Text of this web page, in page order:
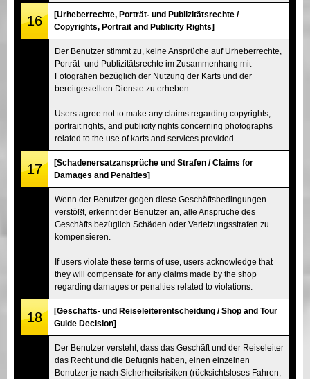
16
[Urheberrechte, Porträt- und Publizitätsrechte /
Copyrights, Portrait and Publicity Rights]
Der Benutzer stimmt zu, keine Ansprüche auf Urheberrechte,
Porträt- und Publizitätsrechte im Zusammenhang mit
Fotografien bezüglich der Nutzung der Karts und der
bereitgestellten Dienste zu erheben.
Users agree not to make any claims regarding copyrights,
portrait rights, and publicity rights concerning photographs
related to the use of karts and services provided.
17
[Schadenersatzansprüche und Strafen / Claims for
Damages and Penalties]
Wenn der Benutzer gegen diese Geschäftsbedingungen
verstößt, erkennt der Benutzer an, alle Ansprüche des
Geschäfts bezüglich Schäden oder Verletzungsstrafen zu
kompensieren.
If users violate these terms of use, users acknowledge that
they will compensate for any claims made by the shop
regarding damages or penalties related to violations.
18
[Geschäfts- und Reiseleiterentscheidung / Shop and Tour
Guide Decision]
Der Benutzer versteht, dass das Geschäft und der Reiseleiter
das Recht und die Befugnis haben, einen einzelnen
Benutzer je nach Sicherheitsrisiken (rücksichtsloses Fahren,